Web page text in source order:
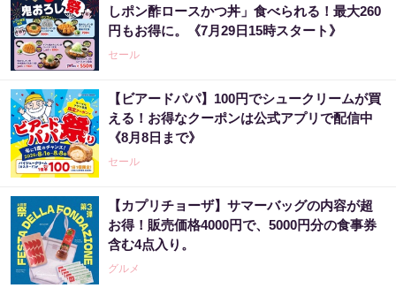
しポン酢ロースかつ丼」食べられる！最大260
円もお得に。《7月29日15時スタート》
セール
【ビアードパパ】100円でシュークリームが買
える！お得なクーポンは公式アプリで配信中
《8月8日まで》
セール
【カプリチョーザ】サマーバッグの内容が超
お得！販売価格4000円で、5000円分の食事券
含む4点入り。
グルメ